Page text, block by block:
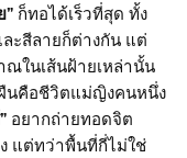
” ก็ทอได้เร็วที่สุด ทั้ง
ะสีลายก็ต่างกัน แต่
ในเส้นฝ้ายเหล่านั้น
นคือชีวิตแม่ญิงคนหนึ่ง
อยากถ่ายทอดจิต
แต่ทว่าพื้นที่กี่ไม่ใช่